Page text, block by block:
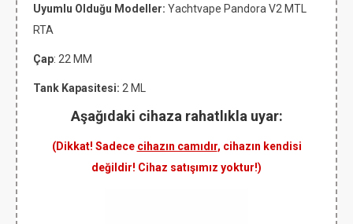
Uyumlu Olduğu Modeller: Yachtvape Pandora V2 MTL
RTA
Çap: 22 MM
Tank Kapasitesi: 2 ML
Aşağıdaki cihaza rahatlıkla uyar:
(Dikkat! Sadece cihazın camıdır, cihazın kendisi
değildir! Cihaz satışımız yoktur!)